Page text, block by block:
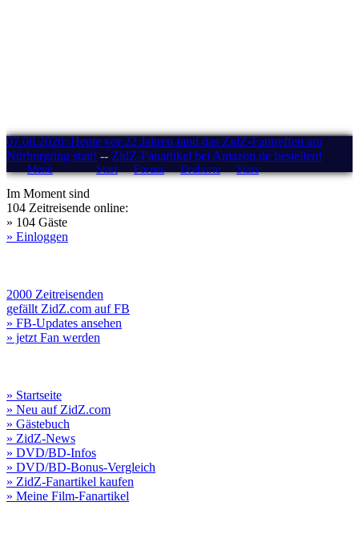
07.08.2026: Heute vor 22 Jahren fand das ZidZ-Fantreffen am
Nürburgring statt! -- ZidZ-Fanartikel bei Amazon.de bestellen!
Menü Start Forum Drehorte Stars
Im Moment sind
104 Zeitreisende online:
» 104 Gäste
» Einloggen
2000 Zeitreisenden
gefällt ZidZ.com auf FB
» FB-Updates ansehen
» jetzt Fan werden
» Startseite
» Neu auf ZidZ.com
» Gästebuch
» ZidZ-News
» DVD/BD-Infos
» DVD/BD-Bonus-Vergleich
» ZidZ-Fanartikel kaufen
» Meine Film-Fanartikel